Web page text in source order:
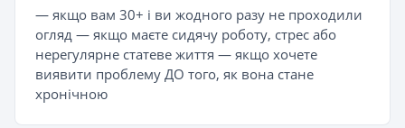
— якщо вам 30+ і ви жодного разу не проходили
огляд — якщо маєте сидячу роботу, стрес або
нерегулярне статеве життя — якщо хочете
виявити проблему ДО того, як вона стане
хронічною